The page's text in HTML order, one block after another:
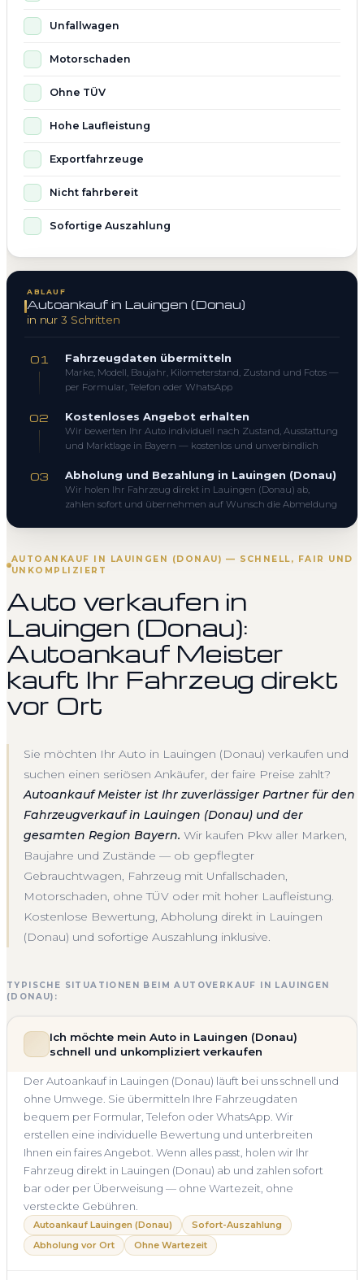
AUTOANKAUF IN LAUINGEN (DONAU) — SCHNELL, FAIR UND
UNKOMPLIZIERT
Auto verkaufen in
Lauingen (Donau):
Autoankauf Meister
kauft Ihr Fahrzeug direkt
vor Ort
Sie möchten Ihr Auto in Lauingen (Donau) verkaufen und
suchen einen seriösen Ankäufer, der faire Preise zahlt?
Autoankauf Meister ist Ihr zuverlässiger Partner für den
Fahrzeugverkauf in Lauingen (Donau) und der
gesamten Region Bayern. Wir kaufen Pkw aller Marken,
Baujahre und Zustände — ob gepflegter
Gebrauchtwagen, Fahrzeug mit Unfallschaden,
Motorschaden, ohne TÜV oder mit hoher Laufleistung.
Kostenlose Bewertung, Abholung direkt in Lauingen
(Donau) und sofortige Auszahlung inklusive.
TYPISCHE SITUATIONEN BEIM AUTOVERKAUF IN LAUINGEN
(DONAU):
Ich möchte mein Auto in Lauingen (Donau)
schnell und unkompliziert verkaufen
Der Autoankauf in Lauingen (Donau) läuft bei uns schnell und
ohne Umwege. Sie übermitteln Ihre Fahrzeugdaten
bequem per Formular, Telefon oder WhatsApp. Wir
erstellen eine individuelle Bewertung und unterbreiten
Ihnen ein faires Angebot. Wenn alles passt, holen wir Ihr
Fahrzeug direkt in Lauingen (Donau) ab und zahlen sofort
bar oder per Überweisung — ohne Wartezeit, ohne
versteckte Gebühren.
Autoankauf Lauingen (Donau)
Sofort-Auszahlung
Abholung vor Ort
Ohne Wartezeit
Unfallwagen
Motorschaden
Ohne TÜV
Hohe Laufleistung
Exportfahrzeuge
Nicht fahrbereit
Sofortige Auszahlung
ABLAUF
Autoankauf in Lauingen (Donau)
in nur 3 Schritten
01 Fahrzeugdaten übermitteln
Marke, Modell, Baujahr, Kilometerstand, Zustand und Fotos —
per Formular, Telefon oder WhatsApp
02 Kostenloses Angebot erhalten
Wir bewerten Ihr Auto individuell nach Zustand, Ausstattung
und Marktlage in Bayern — kostenlos und unverbindlich
03 Abholung und Bezahlung in Lauingen (Donau)
Wir holen Ihr Fahrzeug direkt in Lauingen (Donau) ab,
zahlen sofort und übernehmen auf Wunsch die Abmeldung